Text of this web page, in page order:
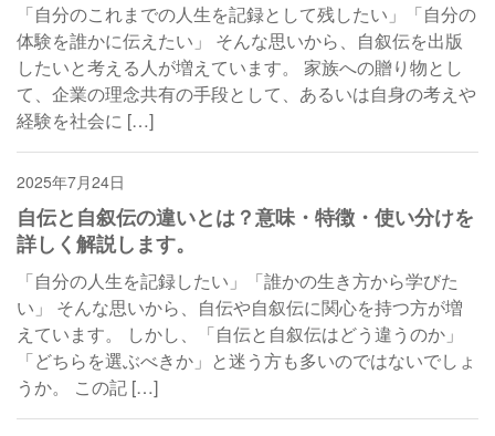
「自分のこれまでの人生を記録として残したい」「自分の
体験を誰かに伝えたい」 そんな思いから、自叙伝を出版
したいと考える人が増えています。 家族への贈り物とし
て、企業の理念共有の手段として、あるいは自身の考えや
経験を社会に […]
2025年7月24日
自伝と自叙伝の違いとは？意味・特徴・使い分けを
詳しく解説します。
「自分の人生を記録したい」「誰かの生き方から学びた
い」 そんな思いから、自伝や自叙伝に関心を持つ方が増
えています。 しかし、「自伝と自叙伝はどう違うのか」
「どちらを選ぶべきか」と迷う方も多いのではないでしょ
うか。 この記 […]